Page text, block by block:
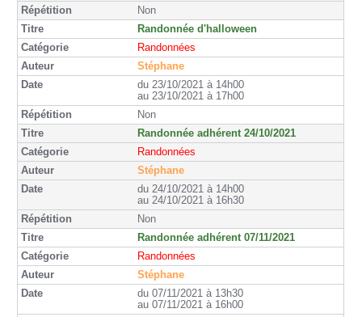
Non
Randonnée d'halloween
Randonnées
Stéphane
du 23/10/2021 à 14h00
au 23/10/2021 à 17h00
Non
Randonnée adhérent 24/10/2021
Randonnées
Stéphane
du 24/10/2021 à 14h00
au 24/10/2021 à 16h30
Non
Randonnée adhérent 07/11/2021
Randonnées
Stéphane
du 07/11/2021 à 13h30
au 07/11/2021 à 16h00